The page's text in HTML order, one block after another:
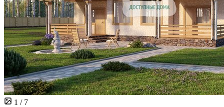
1 / 7